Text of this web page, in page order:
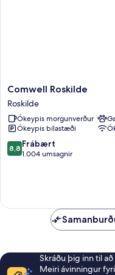
Comwell
Roskilde
Roskilde
Comwell Roskilde
Roskilde
Ókeypis morgunverður
Ókeypis bílastæði
8.8
af
8,8 Frábært
1.004 umsagnir
Skráðu þig inn til
Meiri ávinningur